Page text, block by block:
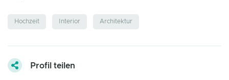
Hochzeit Interior Architektur
Profil teilen